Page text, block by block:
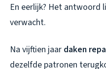
En eerlijk? Het
verwacht.
Na vijftien jaar daken
dezelfde patronen